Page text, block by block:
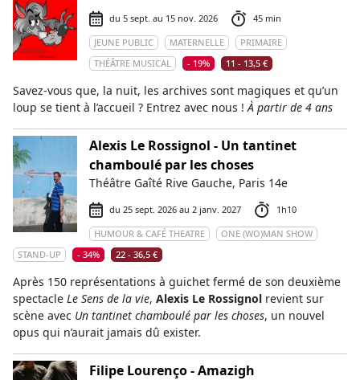
du 5 sept. au 15 nov. 2026
45 min
JEUNE PUBLIC
MATERNELLE
PRIMAIRE
THÉÂTRE MUSICAL
- 19% 11 - 13,5 €
Savez-vous que, la nuit, les archives sont magiques et qu’un
loup se tient à l’accueil ? Entrez avec nous !À partir de 4 ans
Alexis Le Rossignol - Un tantinet
chamboulé par les choses
Théâtre Gaîté Rive Gauche, Paris 14e
du 25 sept. 2026 au 2 janv. 2027
1h10
HUMOUR & CAFÉ THEATRE
ONE (WO)MAN SHOW
STAND-UP
- 34% 22 - 36,5 €
Après 150 représentations à guichet fermé de son deuxième
spectacle Le Sens de la vie, Alexis Le Rossignol revient sur
scène avec Un tantinet chamboulé par les choses, un nouvel
opus qui n’aurait jamais dû exister.
Filipe Lourenço - Amazigh